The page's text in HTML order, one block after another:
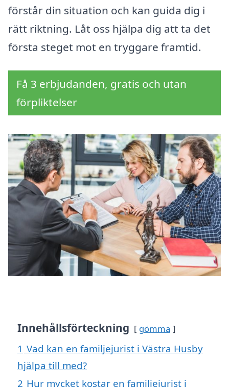
förstår din situation och kan guida dig i
rätt riktning. Låt oss hjälpa dig att ta det
första steget mot en tryggare framtid.
Få 3 erbjudanden, gratis och utan
förpliktelser
Innehållsförteckning gömma
1 Vad kan en familjejurist i Västra Husby
hjälpa till med?
2 Hur mycket kostar en familjejurist i